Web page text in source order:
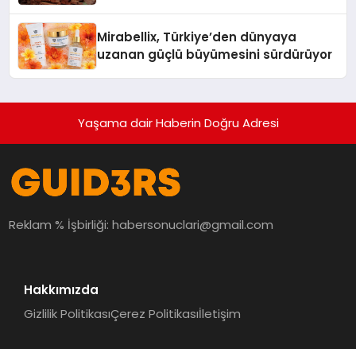
Mirabellix, Türkiye’den dünyaya
uzanan güçlü büyümesini sürdürüyor
Yaşama dair Haberin Doğru Adresi
Reklam % İşbirliği:habersonuclari@gmail.com
Hakkımızda
Gizlilik PolitikasıÇerez Politikasıİletişim